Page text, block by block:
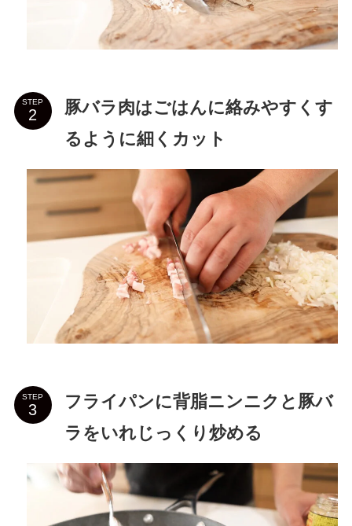
STEP
豚バラ肉はごはんに絡みやすくす
るように細くカット
STEP
フライパンに背脂ニンニクと豚バ
ラをいれじっくり炒める